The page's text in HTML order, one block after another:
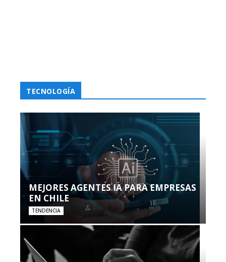
TECNOLOGÍA
MEJORES AGENTES IA PARA EMPRESAS
EN CHILE
TENDENCIA